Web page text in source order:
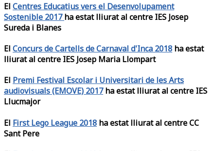
El Centres Educatius vers el Desenvolupament
Sostenible 2017ha estat lliurat al centre IES Josep
Sureda i Blanes
El Concurs de Cartells de Carnaval d'Inca 2018 ha estat
lliurat al centre IES Josep Maria Llompart
El Premi Festival Escolar i Universitari de les Arts
audiovisuals (EMOVE) 2017ha estat lliurat al centre IES
Llucmajor
El First Lego League 2018 ha estat lliurat al centre CC
Sant Pere